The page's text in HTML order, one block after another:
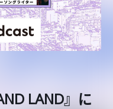
LAND』に